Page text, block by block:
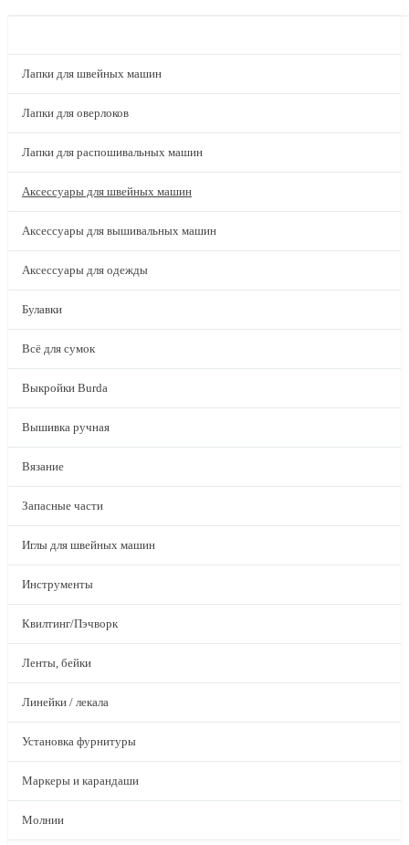
Лапки для швейных машин
Лапки для оверлоков
Лапки для распошивальных машин
Аксессуары для швейных машин
Аксессуары для вышивальных машин
Аксессуары для одежды
Булавки
Всё для сумок
Выкройки Burda
Вышивка ручная
Вязание
Запасные части
Иглы для швейных машин
Инструменты
Квилтинг/Пэчворк
Ленты, бейки
Линейки / лекала
Установка фурнитуры
Маркеры и карандаши
Молнии